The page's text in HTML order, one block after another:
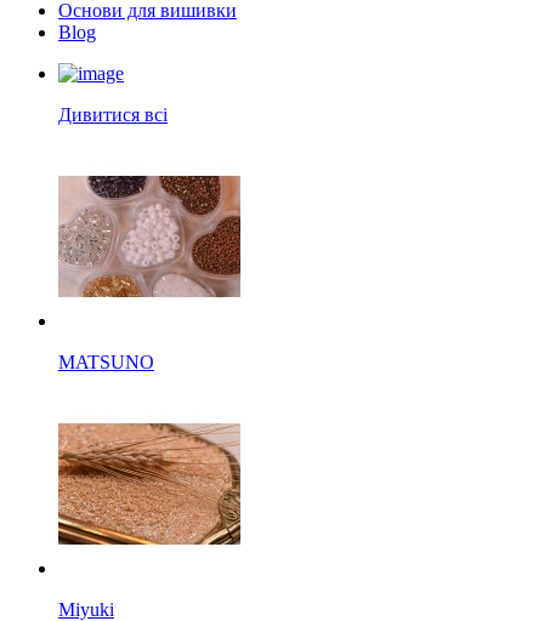
Основи для вишивки
Blog
Дивитися всі
MATSUNO
Miyuki